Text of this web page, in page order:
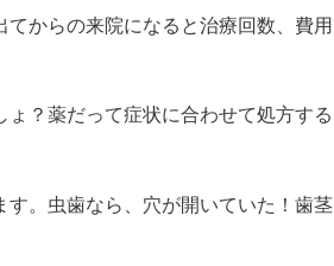
からの来院になると治療回数、費用
？薬だって症状に合わせて処方する
。虫歯なら、穴が開いていた！歯茎